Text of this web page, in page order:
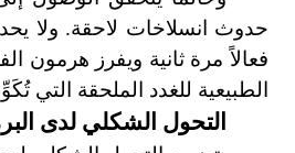
حدوث انسلاخات لاحقة. ولا
فعالاً مرة ثانية ويفرز هرمون
الطبيعية للغدد الملحقة التي
التحول الشكلي لدى